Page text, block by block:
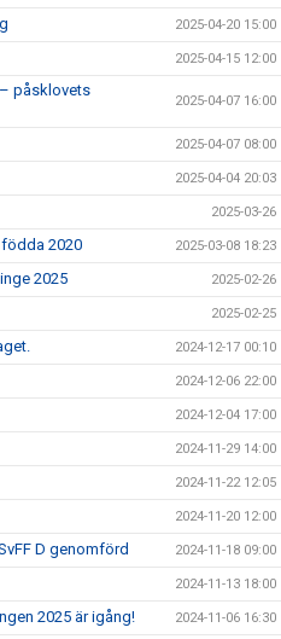
2025-04-20 15:00
2025-04-15 12:00
påsklovets
2025-04-07 16:00
2025-04-07 08:00
2025-04-04 20:03
2025-03-26
2020 2025-03-08 18:23
2025 2025-02-26
2025-02-25
2024-12-17 00:10
2024-12-06 22:00
2024-12-04 17:00
2024-11-29 14:00
2024-11-22 12:05
2024-11-20 12:00
D genomförd 2024-11-18 09:00
2024-11-13 18:00
2025 är igång! 2024-11-06 16:30